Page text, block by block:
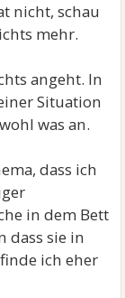
nicht, schau
mehr.
angeht. In
Situation
was an.
dass ich
in dem Bett
dass sie in
ich eher